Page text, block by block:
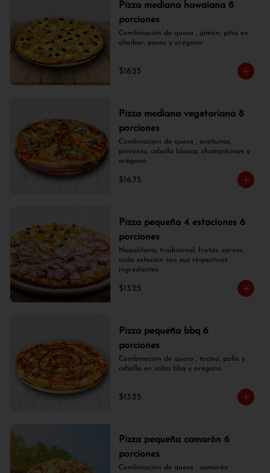
Pizza mediana hawaiana 8
porciones
Combinación de queso , jamón, piña en
almíbar, pasas y orégano.
$18.25
Pizza mediana vegetariana 8
porciones
Combinación de queso , aceitunas,
pimiento, cebolla blanca, champiñones y
orégano.
$16.75
Pizza pequeña 4 estaciones 6
porciones
Napolitana, tradicional, frutas, carnes,
cada estación con sus respectivos
ingredientes.
$13.25
Pizza pequeña bbq 6
porciones
Combinación de queso , tocino, pollo y
cebolla en salsa bbq y orégano.
$13.25
Pizza pequeña camarón 6
porciones
Combinación de queso , camarón